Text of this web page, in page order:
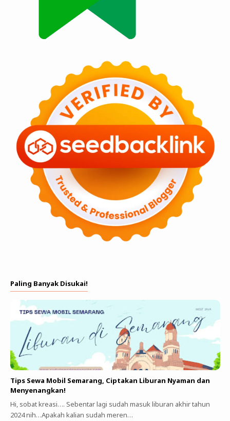
Paling Banyak Disukai!
Tips Sewa Mobil Semarang, Ciptakan Liburan Nyaman dan
Menyenangkan!
Hi, sobat kreasi…. Sebentar lagi sudah masuk liburan akhir tahun
2024 nih…Apakah kalian sudah meren…